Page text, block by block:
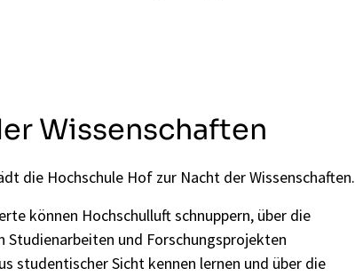
Wissenschaften
die Hochschule Hof zur Nacht der Wissenschaften.
können Hochschulluft schnuppern, über die
Studienarbeiten und Forschungsprojekten
studentischer Sicht kennen lernen und über die